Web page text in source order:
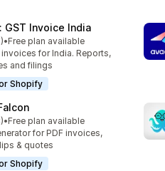
GST Invoice India
ว
รีวิว
•Free plan available
invoices for India. Reports,
and filings
Shopify
ว
รีวิว
•Free plan available
for PDF invoices,
& quotes
Shopify